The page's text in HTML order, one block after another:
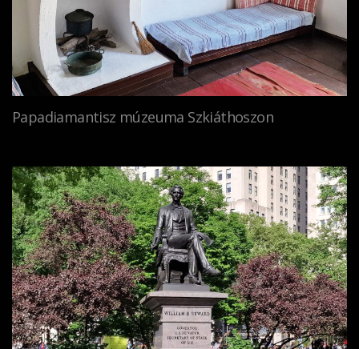
Papadiamantisz múzeuma Szkiáthoszon